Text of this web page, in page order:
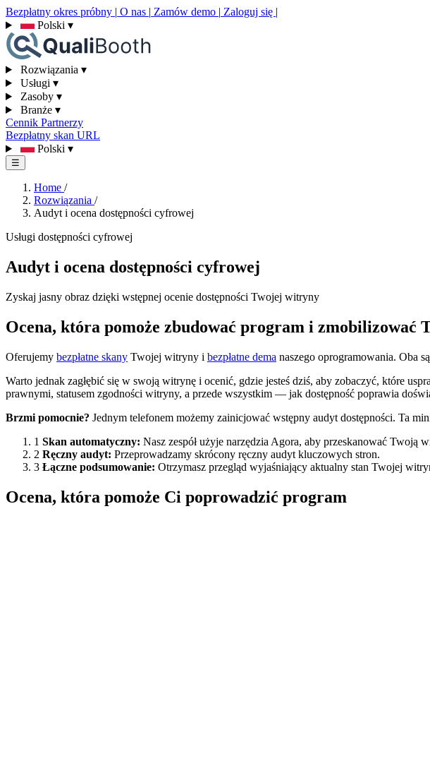
Bezpłatny okres próbny | O nas | Zamów demo | Zaloguj się |
Polski ▾
Rozwiązania ▾
Usługi ▾
Zasoby ▾
Branże ▾
Cennik Partnerzy
Bezpłatny skan URL
Polski ▾
☰
Home /
Rozwiązania /
Audyt i ocena dostępności cyfrowej
Usługi dostępności cyfrowej
Audyt i ocena dostępności cyfrowej
Zyskaj jasny obraz dzięki wstępnej ocenie dostępności Twojej witryny
Ocena, która pomoże zbudować program i zmobilizować
Oferujemy bezpłatne skany Twojej witryny i bezpłatne dema naszego oprogramowania. Oba
Warto jednak zagłębić się w swoją witrynę i ocenić, gdzie jesteś dziś, aby zobaczyć, które
prawnymi, statusem zgodności witryny, a przede wszystkim — jak dostępność poprawia
Brzmi pomocnie? Jednym telefonem możemy zainicjować wstępny audyt dostępności. Ta
1 Skan automatyczny: Nasz zespół użyje narzędzia Agora, aby przeskanować Twoją
2 Ręczny audyt: Przeprowadzamy skrócony ręczny audyt kluczowych stron.
3 Łączne podsumowanie: Otrzymasz przegląd wyjaśniający aktualny stan Twojej
Ocena, która pomoże Ci poprowadzić program